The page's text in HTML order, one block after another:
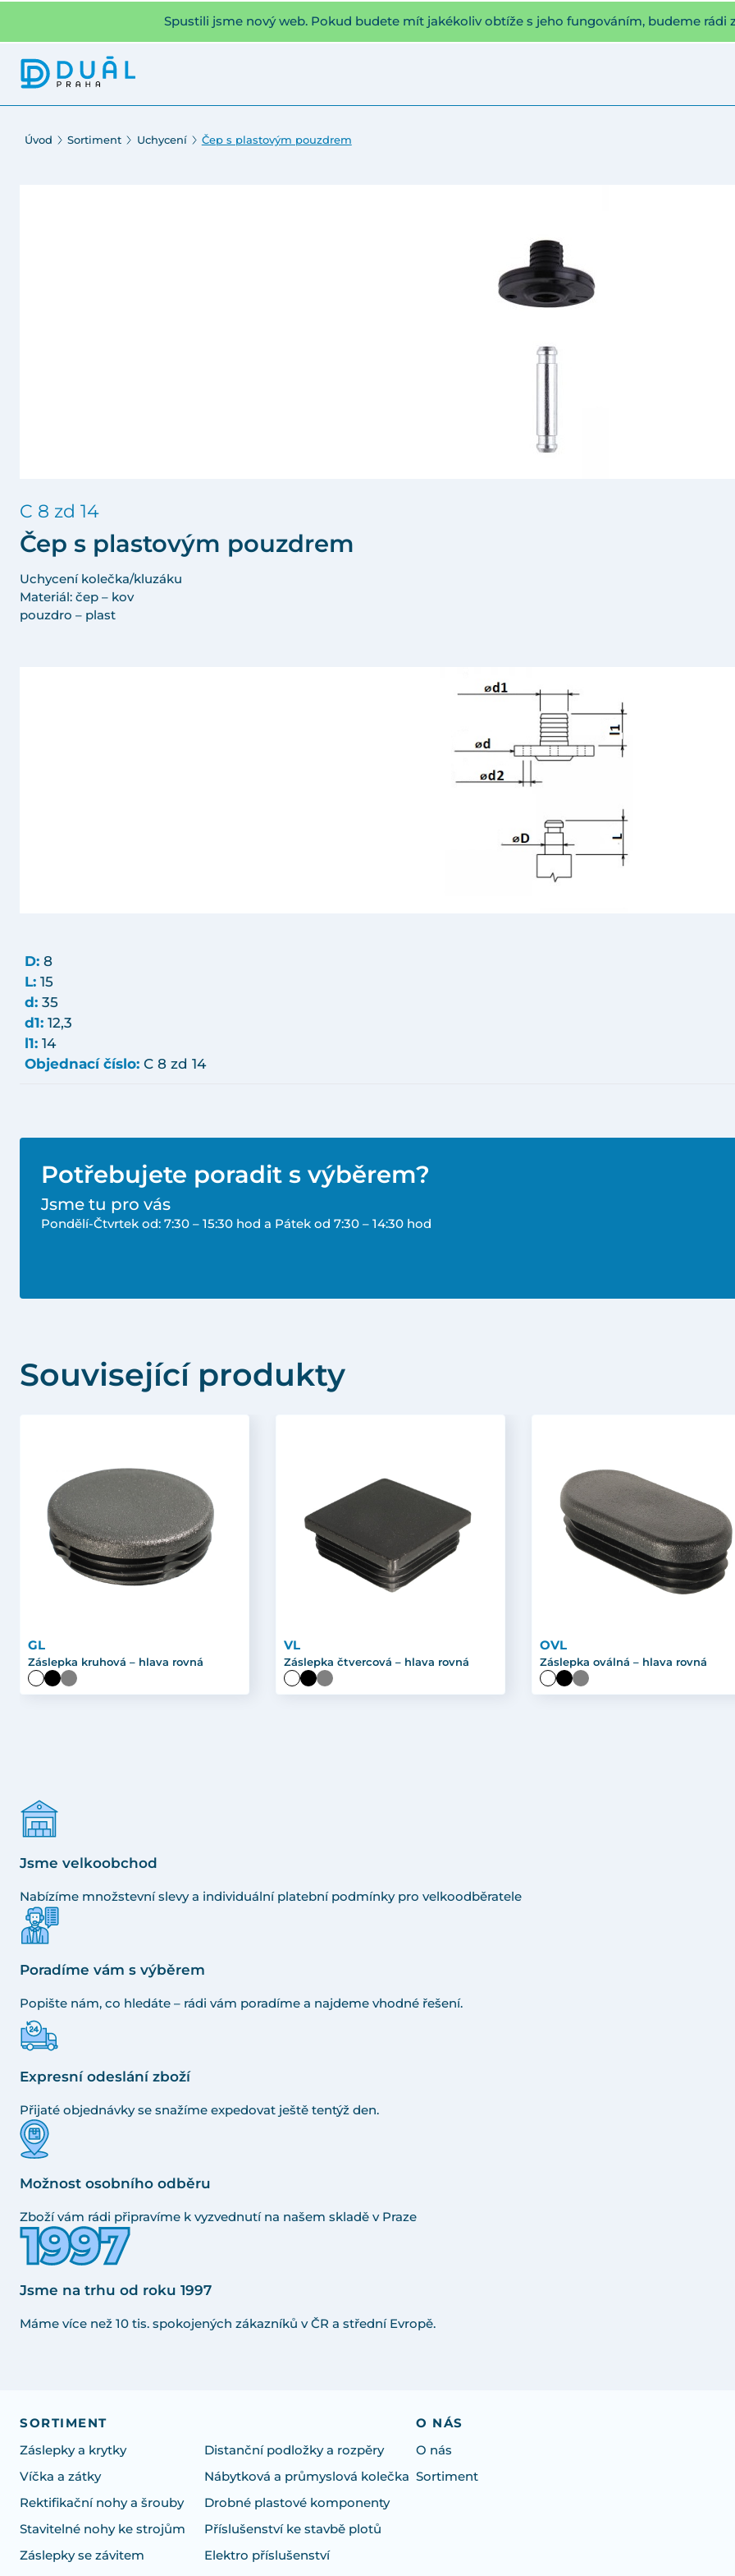
Spustili jsme nový web. Pokud budete mít jakékoliv obtíže s jeho fungováním, budeme rádi
Úvod Sortiment Uchycení Čep s plastovým pouzdrem
C 8 zd 14
Čep s plastovým pouzdrem
Uchycení kolečka/kluzáku
Materiál: čep – kov
pouzdro – plast
D: 8
L: 15
d: 35
d1: 12,3
l1: 14
Objednací číslo: C 8 zd 14
Potřebujete poradit s výběrem?
Jsme tu pro vás
Pondělí-Čtvrtek od: 7:30 – 15:30 hod a Pátek od 7:30 – 14:30 hod
Související produkty
GL
Záslepka kruhová – hlava rovná
VL
Záslepka čtvercová – hlava rovná
OVL
Záslepka oválná – hlava rovná
Jsme velkoobchod
Nabízíme množstevní slevy a individuální platební podmínky pro velkoodběratele
Poradíme vám s výběrem
Popište nám, co hledáte – rádi vám poradíme a najdeme vhodné řešení.
Expresní odeslání zboží
Přijaté objednávky se snažíme expedovat ještě tentýž den.
Možnost osobního odběru
Zboží vám rádi připravíme k vyzvednutí na našem skladě v Praze
Jsme na trhu od roku 1997
Máme více než 10 tis. spokojených zákazníků v ČR a střední Evropě.
SORTIMENT
Záslepky a krytky
Víčka a zátky
Rektifikační nohy a šrouby
Stavitelné nohy ke strojům
Záslepky se závitem
Distanční podložky a rozpěry
Nábytková a průmyslová kolečka
Drobné plastové komponenty
Příslušenství ke stavbě plotů
Elektro příslušenství
O NÁS
O nás
Sortiment